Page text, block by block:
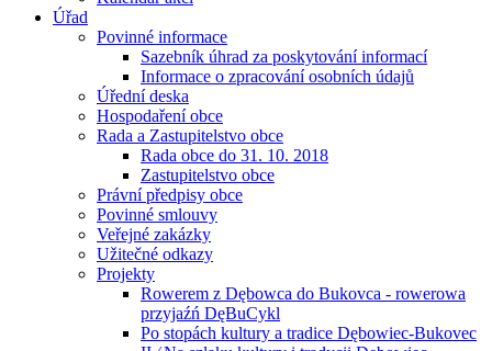
Úřad
Povinné informace
Sazebník úhrad za poskytování informací
Informace o zpracování osobních údajů
Úřední deska
Hospodaření obce
Rada a Zastupitelstvo obce
Rada obce do 31. 10. 2018
Zastupitelstvo obce
Právní předpisy obce
Povinné smlouvy
Veřejné zakázky
Užitečné odkazy
Projekty
Rowerem z Dębowca do Bukovca - rowerowa
przyjaźń DęBuCykl
Po stopách kultury a tradice Dębowiec-Bukovec